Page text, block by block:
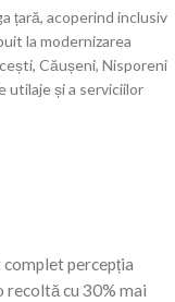
țară, acoperind inclusiv
la modernizarea
Căușeni, Nisporeni
utilaje și a serviciilor
percepția
recoltă cu 30% mai